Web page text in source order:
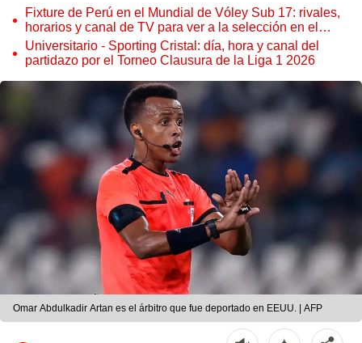
Fixture de Perú en el Mundial de Vóley Sub 17: rivales,
horarios y canal de TV para ver a la selección en el
torneo
Universitario - Sporting Cristal: día, hora y canal del
partidazo por el Torneo Clausura de la Liga 1 2026
Omar Abdulkadir Artan es el árbitro que fue deportado en EEUU. | AFP